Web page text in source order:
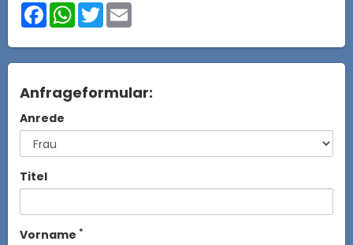
FacebookWhatsApp
Twitter
Anfrageformular:
Anrede
Titel
Vorname *